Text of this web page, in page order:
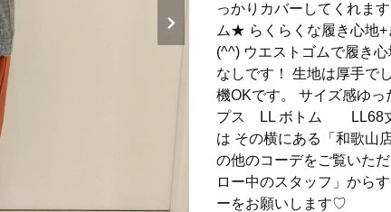
っかりカバーしてくれま
ム★ らくらくな履き心地
(^^) ウエストゴムで履き
なしです！ 生地は厚手で
機OKです。 サイズ感ゆ
プス LL ボトム LL68丈
は その横にある「和歌山
の他のコーデをご覧いた
ロー中のスタッフ」から
ーをお願いします♡